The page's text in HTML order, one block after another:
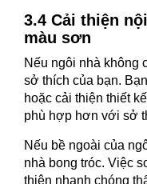
3.4 Cải thiện
màu sơn
Nếu ngôi nhà không
sở thích của bạn.
hoặc cải thiện thiết
phù hợp hơn với sở
Nếu bề ngoài của
nhà bong tróc. Việc
thiện nhanh chóng